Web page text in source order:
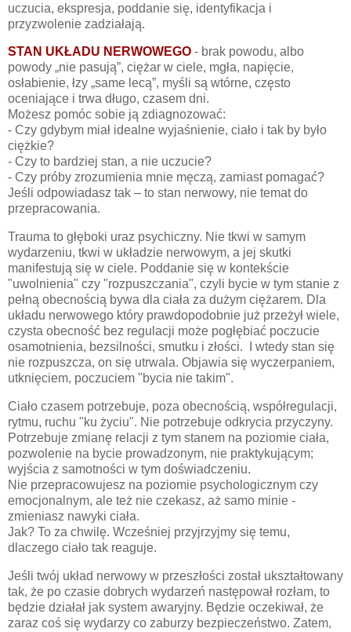
uczucia, ekspresja, poddanie się, identyfikacja i
przyzwolenie zadziałają.
STAN UKŁADU NERWOWEGO - brak powodu, albo
powody „nie pasują”, ciężar w ciele, mgła, napięcie,
osłabienie, łzy „same lecą”, myśli są wtórne, często
oceniające i trwa długo, czasem dni.
Możesz pomóc sobie ją zdiagnozować:
- Czy gdybym miał idealne wyjaśnienie, ciało i tak by było
ciężkie?
- Czy to bardziej stan, a nie uczucie?
- Czy próby zrozumienia mnie męczą, zamiast pomagać?
Jeśli odpowiadasz tak – to stan nerwowy, nie temat do
przepracowania.
Trauma to głęboki uraz psychiczny. Nie tkwi w samym
wydarzeniu, tkwi w układzie nerwowym, a jej skutki
manifestują się w ciele. Poddanie się w kontekście
"uwolnienia" czy "rozpuszczania", czyli bycie w tym stanie z
pełną obecnością bywa dla ciała za dużym ciężarem. Dla
układu nerwowego który prawdopodobnie już przeżył wiele,
czysta obecność bez regulacji może pogłębiać poczucie
osamotnienia, bezsilności, smutku i złości. I wtedy stan się
nie rozpuszcza, on się utrwala. Objawia się wyczerpaniem,
utknięciem, poczuciem "bycia nie takim".
Ciało czasem potrzebuje, poza obecnością, współregulacji,
rytmu, ruchu "ku życiu". Nie potrzebuje odkrycia przyczyny.
Potrzebuje zmianę relacji z tym stanem na poziomie ciała,
pozwolenie na bycie prowadzonym, nie praktykującym;
wyjścia z samotności w tym doświadczeniu.
Nie przepracowujesz na poziomie psychologicznym czy
emocjonalnym, ale też nie czekasz, aż samo minie -
zmieniasz nawyki ciała.
Jak? To za chwilę. Wcześniej przyjrzyjmy się temu,
dlaczego ciało tak reaguje.
Jeśli twój układ nerwowy w przeszłości został ukształtowany
tak, że po czasie dobrych wydarzeń następował rozłam, to
będzie działał jak system awaryjny. Będzie oczekiwał, że
zaraz coś się wydarzy co zaburzy bezpieczeństwo. Zatem,